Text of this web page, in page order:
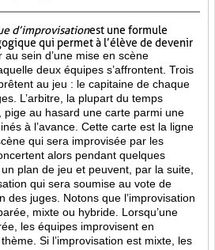
d’improvisationest une formule
qui permet à l’élève de devenir
au sein d’une mise en scène
deux équipes s’affrontent. Trois
au jeu : le capitaine de chaque
L’arbitre, la plupart du temps
pige au hasard une carte parmi une
à l’avance. Cette carte est la ligne
qui sera improvisée par les
alors pendant quelques
plan de jeu et peuvent, par la suite,
qui sera soumise au vote de
des juges. Notons que l’improvisation
mixte ou hybride. Lorsqu’une
les équipes improvisent en
Si l’improvisation est mixte, les